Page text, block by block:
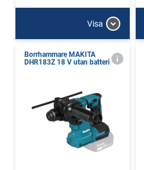
Visa
Borrhammare MAKITA
DHR183Z 18 V utan batteri